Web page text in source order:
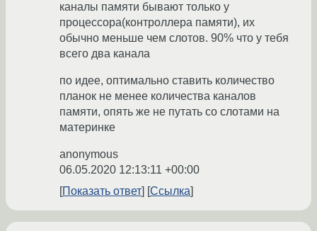
каналы памяти бывают только у
процессора(контроллера памяти), их
обычно меньше чем слотов. 90% что у тебя
всего два канала
по идее, оптимально ставить количество
планок не менее количества каналов
памяти, опять же не путать со слотами на
материнке
anonymous
06.05.2020 12:13:11 +00:00
Показать ответ
Ссылка